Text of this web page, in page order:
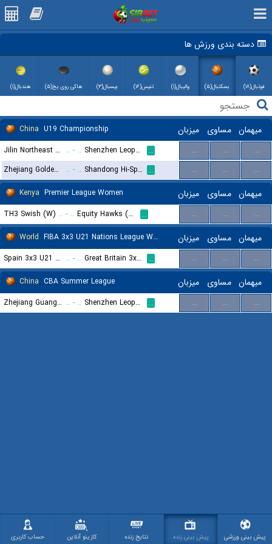
دسته بندی ورزش ها
فوتبال(۱۸) بسکتبال(۵) والیبال(۱) تنیس(۱۶) بیسبال(۳) هاکی روی یخ(۵) هندبال(۱)
China U19 Championship میزبان مساوی میهمان
Jilin Northeast Tigers U19 .. - .. Shenzhen Leopards U19 ... ... ...
...
Zhejiang Golden Bulls U19
.. - .. Shandong Hi-Speed U19 ... ... ...
...
Kenya Premier League Women میزبان مساوی میهمان
TH3 Swish (W) .. - .. Equity Hawks (W) ... ... ...
...
World FIBA 3x3 U21 Nations League Women میزبان مساوی میهمان
Spain 3x3 U21 (W) .. - .. Great Britain 3x3 U21 (W) ... ... ...
...
China CBA Summer League میزبان مساوی میهمان
Zhejiang Guangsha Lions .. - .. Shenzhen Leopards ... ... ... ...
پیش بینی ورزشی پیش بینی زنده نتایج زنده کازینو آنلاین حساب کاربری